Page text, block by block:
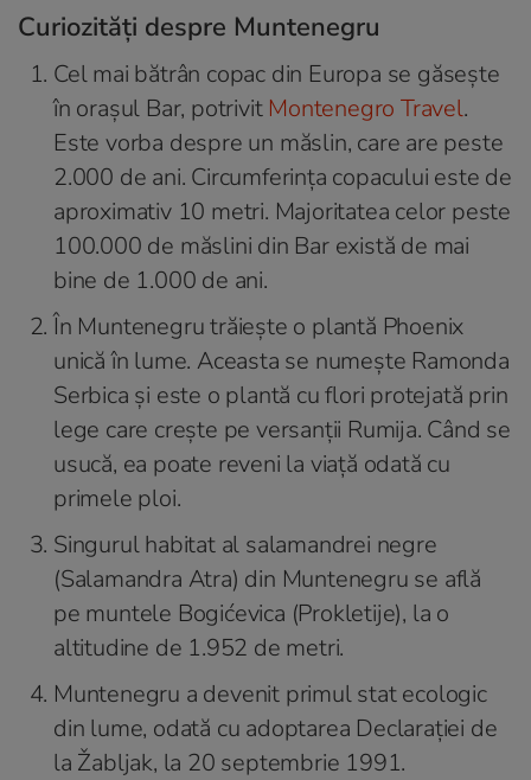
Curiozități despre Muntenegru
Cel mai bătrân copac din Europa se găsește
în orașul Bar, potrivit Montenegro Travel.
Este vorba despre un măslin, care are peste
2.000 de ani. Circumferința copacului este de
aproximativ 10 metri. Majoritatea celor peste
100.000 de măslini din Bar există de mai
bine de 1.000 de ani.
În Muntenegru trăiește o plantă Phoenix
unică în lume. Aceasta se numește Ramonda
Serbica și este o plantă cu flori protejată prin
lege care crește pe versanții Rumija. Când se
usucă, ea poate reveni la viață odată cu
primele ploi.
Singurul habitat al salamandrei negre
(Salamandra Atra) din Muntenegru se află
pe muntele Bogićevica (Prokletije), la o
altitudine de 1.952 de metri.
Muntenegru a devenit primul stat ecologic
din lume, odată cu adoptarea Declarației de
la Žabljak, la 20 septembrie 1991.